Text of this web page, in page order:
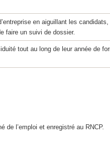
en aiguillant les
faire un suivi de dossier.
tout au long de leur année de
de l’emploi et enregistré au RNCP.